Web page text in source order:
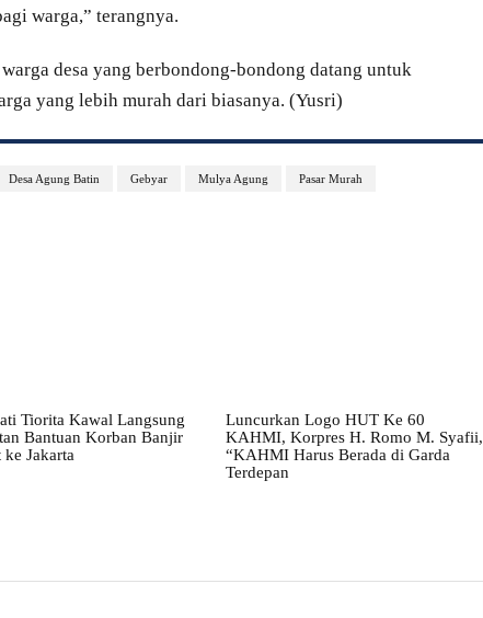
warga,” terangnya.
desa yang berbondong-bondong datang untuk
yang lebih murah dari biasanya. (Yusri)
Desa Agung Batin Gebyar Mulya Agung Pasar Murah
Tiorita Kawal Langsung
Bantuan Korban Banjir
Jakarta
Luncurkan Logo HUT Ke 60
KAHMI, Korpres H. Romo M. Syafii,
“KAHMI Harus Berada di Garda
Terdepan